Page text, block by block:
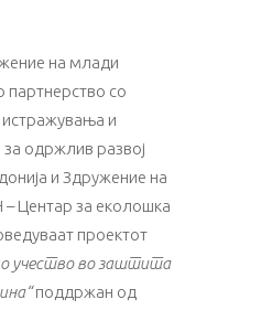
на млади
со
и
одржлив развој
и Здружение на
Центар за еколошка
проектот
учество во заштита
поддржан од